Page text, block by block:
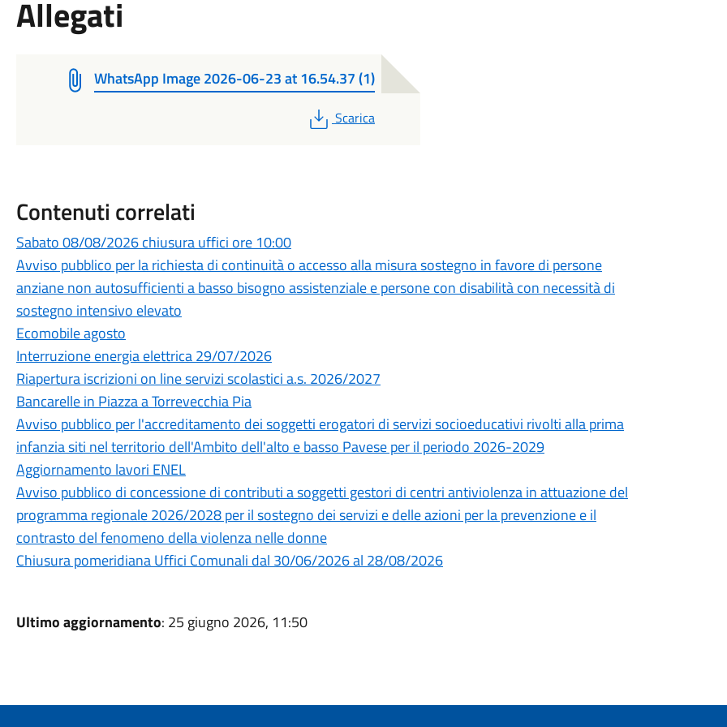
Allegati
WhatsApp Image 2026-06-23 at 16.54.37 (1)
PDF
Scarica
Contenuti correlati
Sabato 08/08/2026 chiusura uffici ore 10:00
Avviso pubblico per la richiesta di continuità o accesso alla misura sostegno in favore di persone
anziane non autosufficienti a basso bisogno assistenziale e persone con disabilità con necessità di
sostegno intensivo elevato
Ecomobile agosto
Interruzione energia elettrica 29/07/2026
Riapertura iscrizioni on line servizi scolastici a.s. 2026/2027
Bancarelle in Piazza a Torrevecchia Pia
Avviso pubblico per l'accreditamento dei soggetti erogatori di servizi socioeducativi rivolti alla prima
infanzia siti nel territorio dell'Ambito dell'alto e basso Pavese per il periodo 2026-2029
Aggiornamento lavori ENEL
Avviso pubblico di concessione di contributi a soggetti gestori di centri antiviolenza in attuazione del
programma regionale 2026/2028 per il sostegno dei servizi e delle azioni per la prevenzione e il
contrasto del fenomeno della violenza nelle donne
Chiusura pomeridiana Uffici Comunali dal 30/06/2026 al 28/08/2026
Ultimo aggiornamento: 25 giugno 2026, 11:50